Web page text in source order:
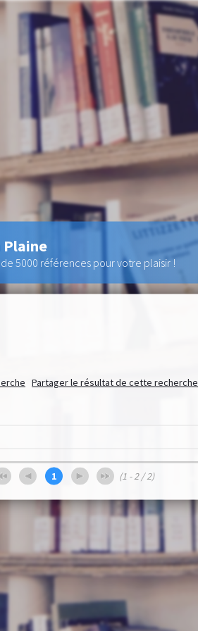
Partager le résultat de cette recherche
1 (1 - 2 / 2)
Plaine
5000 références pour votre plaisir !